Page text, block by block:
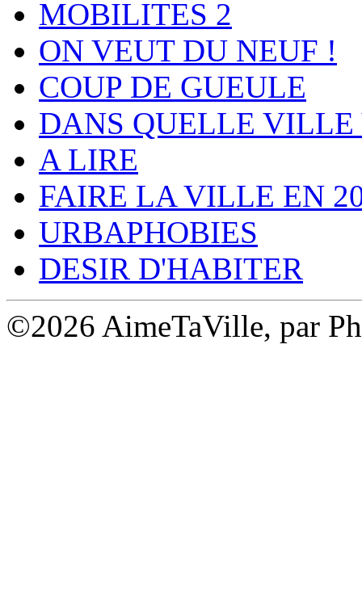
MOBILITES 2
ON VEUT DU NEUF !
COUP DE GUEULE
DANS QUELLE
A LIRE
FAIRE LA VILLE EN
URBAPHOBIES
DESIR D'HABITER
©2026 AimeTaVille, par